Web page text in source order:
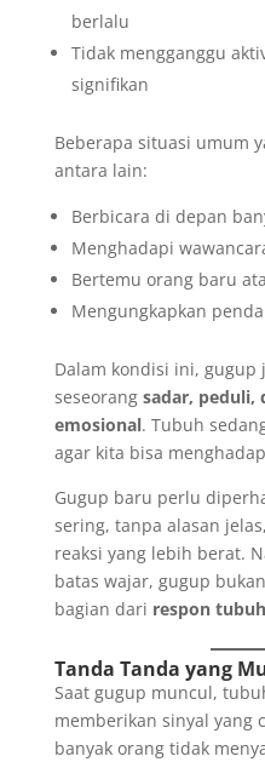
berlalu
Tidak mengganggu
signifikan
Beberapa situasi umum
antara lain:
Berbicara di depan
Menghadapi
Bertemu orang baru
Mengungkapkan
Dalam kondisi ini,
seseorang sadar, peduli,
emosional. Tubuh
agar kita bisa
Gugup baru perlu
sering, tanpa alasan
reaksi yang lebih berat.
batas wajar, gugup
bagian dari respon
Tanda Tanda yang
Saat gugup muncul,
memberikan sinyal yang
banyak orang tidak